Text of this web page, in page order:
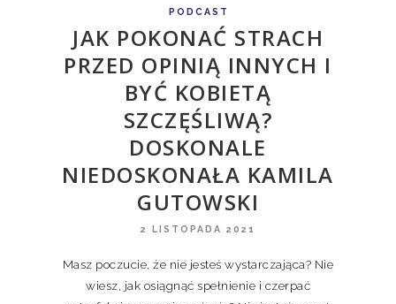
PODCAST
JAK POKONAĆ STRACH
PRZED OPINIĄ INNYCH I
BYĆ KOBIETĄ
SZCZĘŚLIWĄ?
DOSKONALE
NIEDOSKONAŁA KAMILA
GUTOWSKI
2 LISTOPADA 2021
Masz poczucie, że nie jesteś wystarczająca? Nie
wiesz, jak osiągnąć spełnienie i czerpać